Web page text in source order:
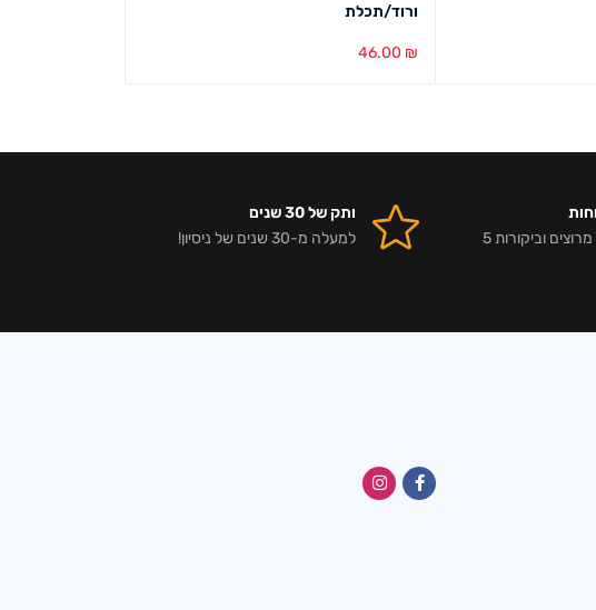
ורוד/תכלת
46.00 ₪
אלפי לקוחות מרוצים וביקורות 5
ותק של 30 שנים
למעלה מ-30 שנים של ניסיון!